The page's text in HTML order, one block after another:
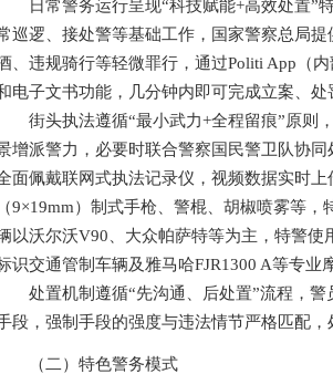
日常警务运行呈现“科技赋能+高效处置”特
巡逻、接处警等基础工作，国家警察总局
、违规骑行等轻微罪行，通过Politi App（
电子文书功能，几分钟内即可完成立案、处
街头执法遵循“最小武力+全程留痕”原则
增派警力，必要时联合警察国民警卫队协
面佩戴联网式执法记录仪，视频数据实时
（9×19mm）制式手枪、警棍、胡椒喷雾等
以沃尔沃V90、大众帕萨特等为主，特警
识交通管制车辆及雅马哈FJR1300 A等专业
处置机制遵循“先沟通、后处置”流程，警
段，强制手段的强度与违法情节严格匹配，
（二）特色警务模式